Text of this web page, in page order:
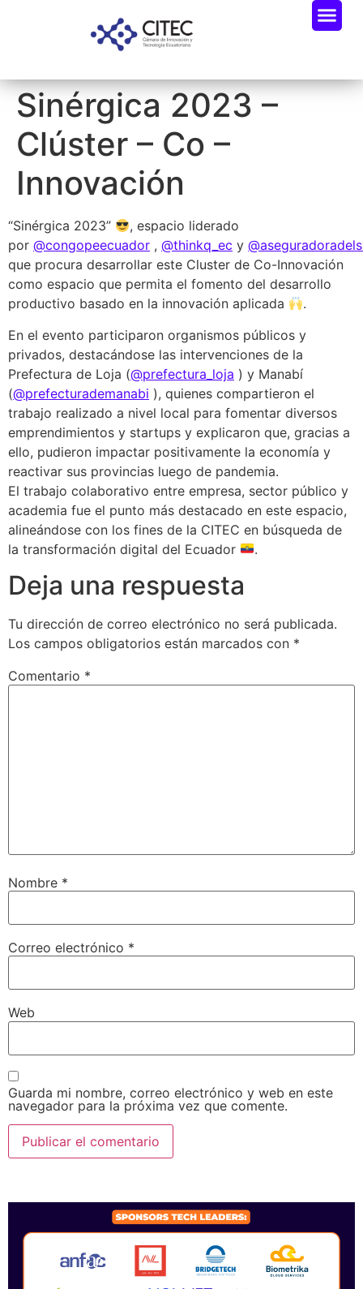
Sinérgica 2023 –
Clúster – Co –
Innovación
“Sinérgica 2023”
, espacio liderado
por @congopeecuador , @thinkq_ec y
que procura desarrollar este Cluster de Co-Innovación
como espacio que permita el fomento del desarrollo
productivo basado en la innovación aplicada
.
En el evento participaron organismos públicos y
privados, destacándose las intervenciones de la
Prefectura de Loja (@prefectura_loja ) y Manabí
(@prefecturademanabi ), quienes compartieron el
trabajo realizado a nivel local para fomentar diversos
emprendimientos y startups y explicaron que, gracias a
ello, pudieron impactar positivamente la economía y
reactivar sus provincias luego de pandemia.
El trabajo colaborativo entre empresa, sector público y
academia fue el punto más destacado en este espacio,
alineándose con los fines de la CITEC en búsqueda de
la transformación digital del Ecuador
.
Deja una respuesta
Tu dirección de correo electrónico no será publicada.
Los campos obligatorios están marcados con *
Comentario *
Nombre *
Correo electrónico *
Web
Guarda mi nombre, correo electrónico y web en este
navegador para la próxima vez que comente.